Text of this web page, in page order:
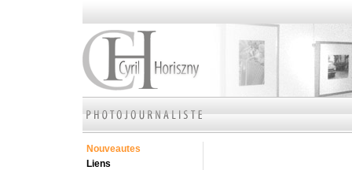
Nouveautes
Liens